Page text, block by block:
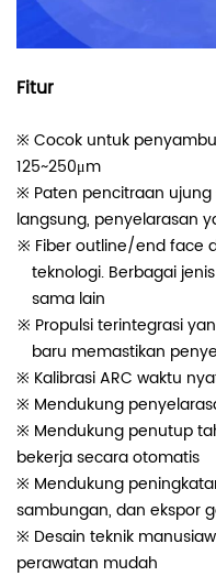
Fitur
※ Cocok untuk
125~250μm
※ Paten pencitraan
langsung, penyelarasan
※ Fiber outline/end face
teknologi. Berbagai
sama lain
※ Propulsi terintegrasi
baru memastikan
※ Kalibrasi ARC waktu
※ Mendukung
※ Mendukung penutup
bekerja secara otomatis
※ Mendukung
sambungan, dan ekspor
※ Desain teknik
perawatan mudah